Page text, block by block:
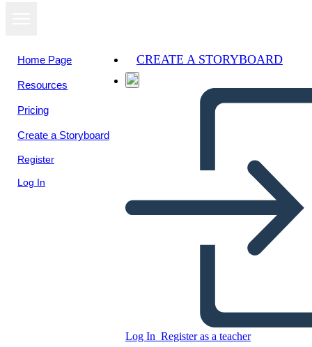
Home Page
Resources
Pricing
Create a Storyboard
Register
Log In
CREATE A STORYBOARD
Log In Register as a teacher
Untitled Storyboard
View as
slideshow